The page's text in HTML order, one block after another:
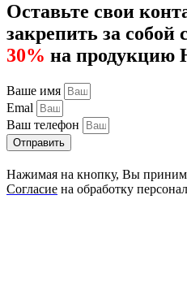
Оставьте свои
закрепить за собой
30% на продукцию
Ваше имя
Emal
Ваш телефон
Отправить
Нажимая на кнопку, Вы
Согласие на обработку